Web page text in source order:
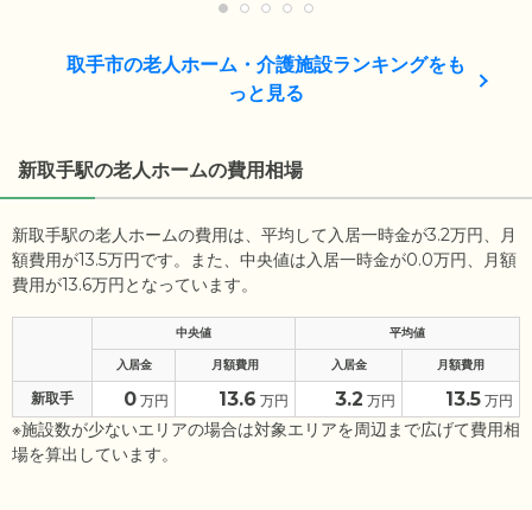
取手市の老人ホーム・介護施設ランキングをも
っと見る
新取手駅の老人ホームの費用相場
新取手駅の老人ホームの費用は、平均して入居一時金が3.2万円、月
額費用が13.5万円です。また、中央値は入居一時金が0.0万円、月額
費用が13.6万円となっています。
中央値 平均値
入居金 月額費用 入居金 月額費用
新取手 0 万円 13.6 万円 3.2 万円 13.5 万円
※施設数が少ないエリアの場合は対象エリアを周辺まで広げて費用相
場を算出しています。